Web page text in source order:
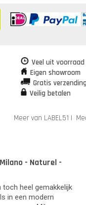
Veel uit
Eigen showroom
Gratis
Veilig betalen
Meer van LABEL51 |
- Naturel -
toch heel gemakkelijk
in een modern